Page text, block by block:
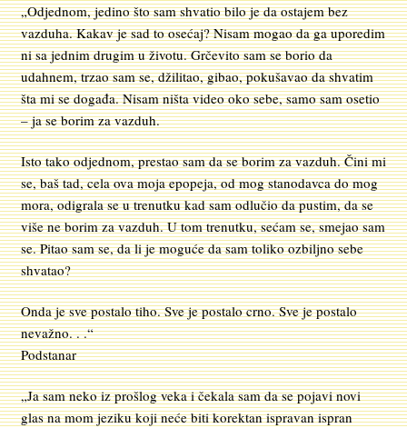
„Odjednom, jedino što sam shvatio bilo je da ostajem bez
vazduha. Kakav je sad to osećaj? Nisam mogao da ga uporedim
ni sa jednim drugim u životu. Grčevito sam se borio da
udahnem, trzao sam se, džilitao, gibao, pokušavao da shvatim
šta mi se događa. Nisam ništa video oko sebe, samo sam osetio
– ja se borim za vazduh.
Isto tako odjednom, prestao sam da se borim za vazduh. Čini mi
se, baš tad, cela ova moja epopeja, od mog stanodavca do mog
mora, odigrala se u trenutku kad sam odlučio da pustim, da se
više ne borim za vazduh. U tom trenutku, sećam se, smejao sam
se. Pitao sam se, da li je moguće da sam toliko ozbiljno sebe
shvatao?
Onda je sve postalo tiho. Sve je postalo crno. Sve je postalo
nevažno. . .“
Podstanar
„Ja sam neko iz prošlog veka i čekala sam da se pojavi novi
glas na mom jeziku koji neće biti korektan ispravan ispran